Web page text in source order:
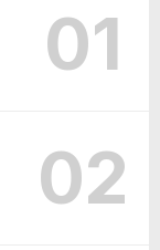
01
02